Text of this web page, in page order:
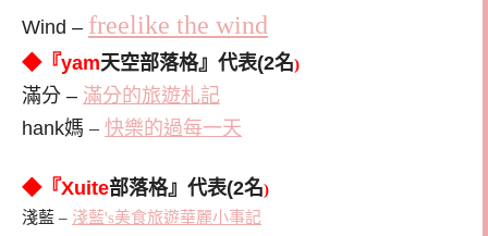
Wind – freelike the wind
◆『yam天空部落格』代表(2名)
滿分 – 滿分的旅遊札記
hank媽 – 快樂的過每一天
◆『Xuite部落格』代表(2名)
淺藍 – 淺藍's美食旅遊華麗小事記